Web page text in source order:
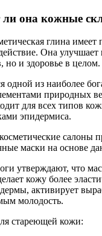
ли она кожные
глина имеет
Она улучшает
но и здоровье в целом.
одной из наиболее
природных
для всех типов
эпидермиса.
салоны
маски на основе
утверждают, что
кожу более
активирует
молодость.
стареющей кожи: